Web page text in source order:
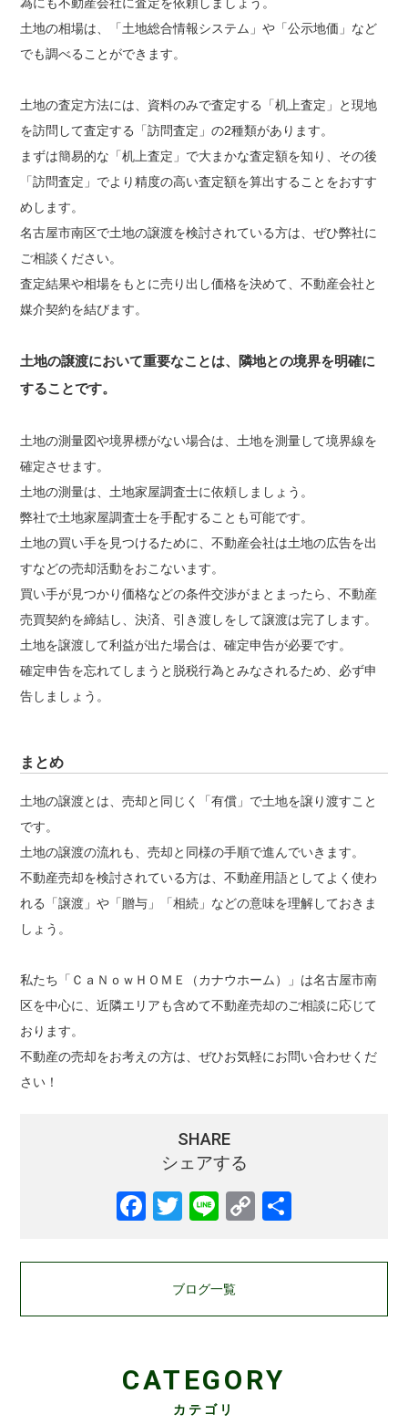
土地の相場は、「土地総合情報システム」や「公示地価」など
でも調べることができます。
土地の査定方法には、資料のみで査定する「机上査定」と現地
を訪問して査定する「訪問査定」の2種類があります。
まずは簡易的な「机上査定」で大まかな査定額を知り、その後
「訪問査定」でより精度の高い査定額を算出することをおすす
めします。
名古屋市南区で土地の譲渡を検討されている方は、ぜひ弊社に
ご相談ください。
査定結果や相場をもとに売り出し価格を決めて、不動産会社と
媒介契約を結びます。
土地の譲渡において重要なことは、隣地との境界を明確に
することです。
土地の測量図や境界標がない場合は、土地を測量して境界線を
確定させます。
土地の測量は、土地家屋調査士に依頼しましょう。
弊社で土地家屋調査士を手配することも可能です。
土地の買い手を見つけるために、不動産会社は土地の広告を出
すなどの売却活動をおこないます。
買い手が見つかり価格などの条件交渉がまとまったら、不動産
売買契約を締結し、決済、引き渡しをして譲渡は完了します。
土地を譲渡して利益が出た場合は、確定申告が必要です。
確定申告を忘れてしまうと脱税行為とみなされるため、必ず申
告しましょう。
まとめ
土地の譲渡とは、売却と同じく「有償」で土地を譲り渡すこと
です。
土地の譲渡の流れも、売却と同様の手順で進んでいきます。
不動産売却を検討されている方は、不動産用語としてよく使わ
れる「譲渡」や「贈与」「相続」などの意味を理解しておきま
しょう。
私たち「ＣａＮｏｗＨＯＭＥ（カナウホーム）」は名古屋市南
区を中心に、近隣エリアも含めて不動産売却のご相談に応じて
おります。
不動産の売却をお考えの方は、ぜひお気軽にお問い合わせくだ
さい！
SHARE
シェアする
ブログ一覧
CATEGORY
カテゴリ